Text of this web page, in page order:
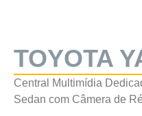
TOYOTA
Central Multimídia
Sedan com Câmera de Ré